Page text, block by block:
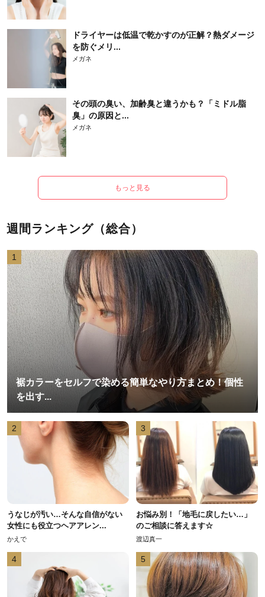
ドライヤーは低温で乾かすのが正解？熱ダメージ
を防ぐメリ...
メガネ
その頭の臭い、加齢臭と違うかも？「ミドル脂
臭」の原因と...
メガネ
もっと見る
週間ランキング（総合）
1
裾カラーをセルフで染める簡単なやり方まとめ！個性
を出す...
2
うなじが汚い…そんな自信がない
女性にも役立つヘアアレン...
かえで
3
お悩み別！「地毛に戻したい…」
のご相談に答えます☆
渡辺真一
4 5